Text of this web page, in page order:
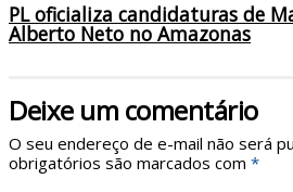
PL oficializa candidaturas de
Alberto Neto no Amazonas
Deixe um comentário
O seu endereço de e-mail não será
obrigatórios são marcados com *